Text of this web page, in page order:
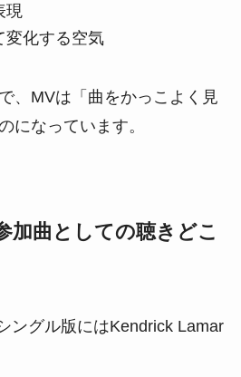
現
変化する空気
、MVは「曲をかっこよく見
になっています。
加曲としての聴きどこ
ングル版にはKendrick Lamar